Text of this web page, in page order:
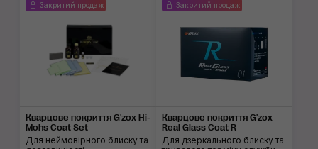
Закритий продаж
Кварцове покриття G'zox Hi-
Mohs Coat Set
Для неймовірного блиску та
Закритий продаж
Кварцове покриття G'zox
Real Glass Coat R
Для дзеркального блиску та